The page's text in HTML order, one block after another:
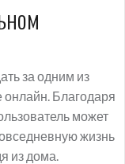
за одним из
Благодаря
может
жизнь
из дома.